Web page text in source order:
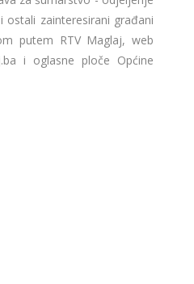
zainteresirani građani
putem RTV Maglaj, web
i oglasne ploče Općine